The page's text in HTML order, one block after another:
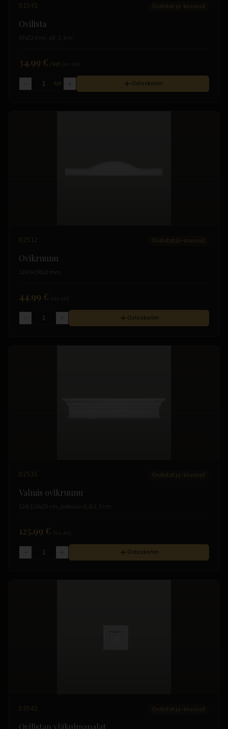
D1541 Ovilistat ja -kruunut
Ovilista
97x22 mm, pit. 2,4 m
34.99 € /kpl
kpl Ostoskoriin
D2512 Ovilistat ja -kruunut
Ovikruunu
1265x195x3 mm
44.99 €
Ostoskoriin
D2531 Ovilistat ja -kruunut
Valmis ovikruunu
124/110x25 cm, paksuus 8,8/2,5 cm
125.99 €
Ostoskoriin
D3542 Ovilistat ja -kruunut
Ovilistan yläkulmapalat